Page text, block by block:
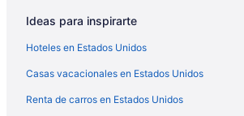
Hoteles de Independent en Canistota
Hoteles en Canistota
Moteles en Canistota
Apartamentos en Canton
Ideas para inspirarte
Hoteles en Estados Unidos
Casas vacacionales en Estados Unidos
Renta de carros en Estados Unidos